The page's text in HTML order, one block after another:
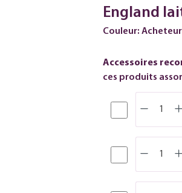
England
Couleur: Acheteur
Accessoires
ces produits